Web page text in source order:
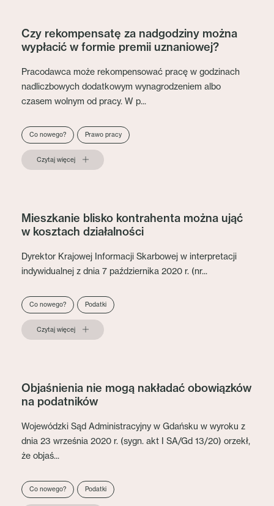
Czy rekompensatę za nadgodziny można
wypłacić w formie premii uznaniowej?
Pracodawca może rekompensować pracę w godzinach
nadliczbowych dodatkowym wynagrodzeniem albo
czasem wolnym od pracy. W p...
Co nowego? Prawo pracy
Czytaj więcej
Mieszkanie blisko kontrahenta można ująć
w kosztach działalności
Dyrektor Krajowej Informacji Skarbowej w interpretacji
indywidualnej z dnia 7 października 2020 r. (nr...
Co nowego? Podatki
Czytaj więcej
Objaśnienia nie mogą nakładać obowiązków
na podatników
Wojewódzki Sąd Administracyjny w Gdańsku w wyroku z
dnia 23 września 2020 r. (sygn. akt I SA/Gd 13/20) orzekł,
że objaś...
Co nowego? Podatki